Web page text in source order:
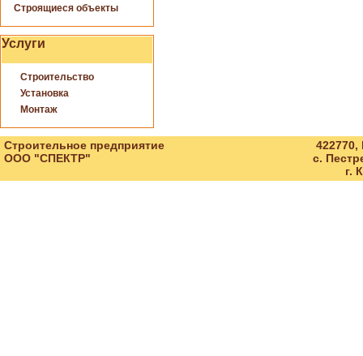
Строящиеся объекты
Услуги
Строительство
Установка
Монтаж
Строительное предприятие
ООО "СПЕКТР"
422770,
с.
г.